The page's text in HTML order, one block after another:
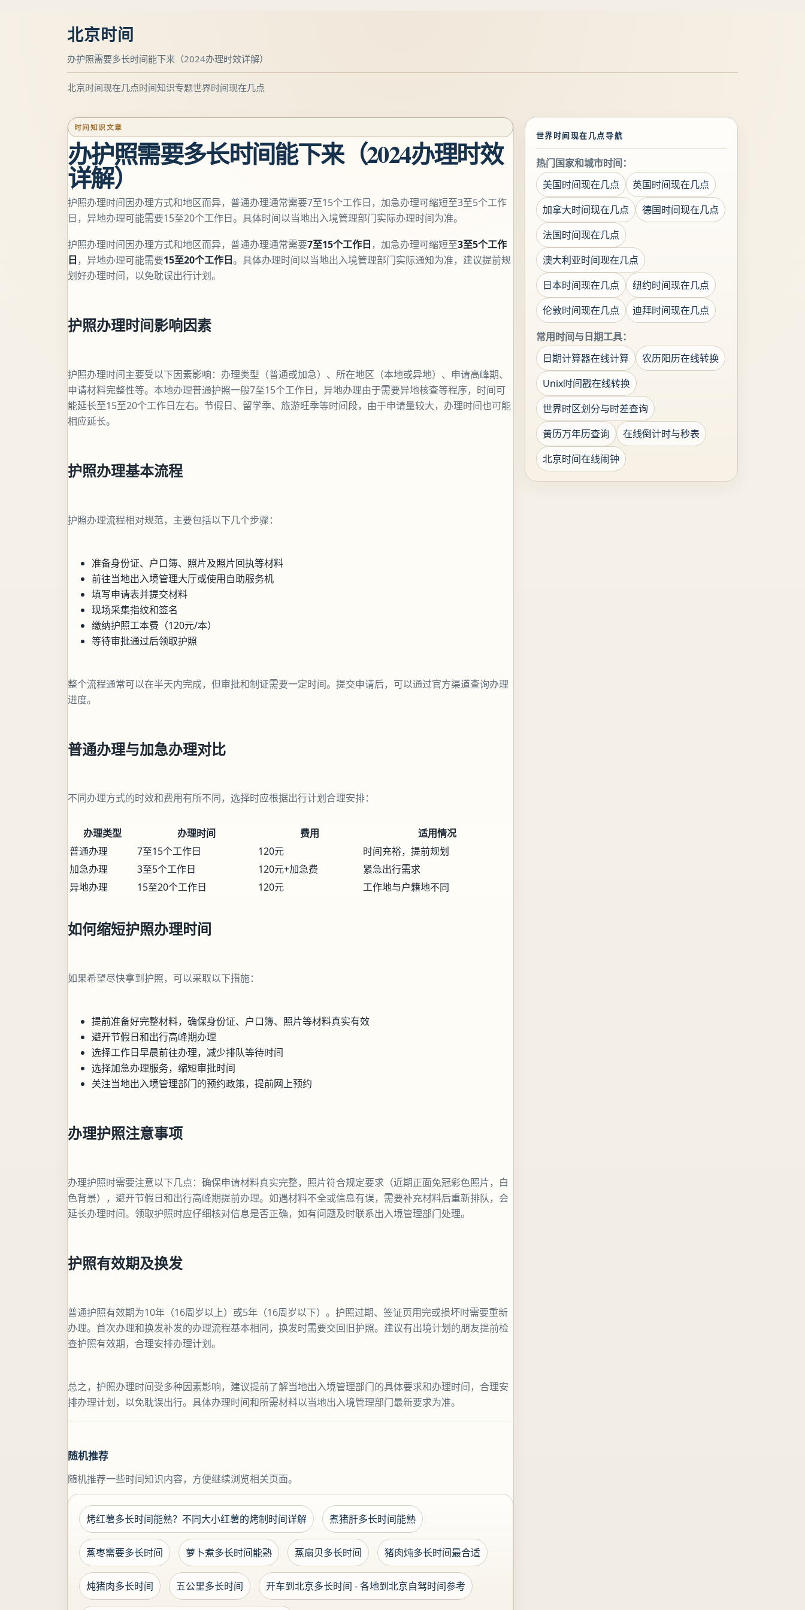
北京时间
办护照需要多长时间能下来（2024办理时效详解）
北京时间现在几点时间知识专题世界时间现在几点
时间知识文章
办护照需要多长时间能下来（2024办理时效
详解）
护照办理时间因办理方式和地区而异，普通办理通常需要7至15个工作日，加急办理可缩短至3至5个工作
日，异地办理可能需要15至20个工作日。具体时间以当地出入境管理部门实际办理时间为准。
护照办理时间因办理方式和地区而异，普通办理通常需要7至15个工作日 ，加急办理可缩短至3至5个工作
日 ，异地办理可能需要15至20个工作日。具体办理时间以当地出入境管理部门实际通知为准，建议提前规
划好办理时间，以免耽误出行计划。
护照办理时间影响因素
护照办理时间主要受以下因素影响：办理类型（普通或加急）、所在地区（本地或异地）、申请高峰期、
申请材料完整性等。本地办理普通护照一般7至15个工作日，异地办理由于需要异地核查等程序，时间可
能延长至15至20个工作日左右。节假日、留学季、旅游旺季等时间段，由于申请量较大，办理时间也可能
相应延长。
护照办理基本流程
护照办理流程相对规范，主要包括以下几个步骤：
准备身份证、户口簿、照片及照片回执等材料
前往当地出入境管理大厅或使用自助服务机
填写申请表并提交材料
现场采集指纹和签名
缴纳护照工本费（120元/本）
等待审批通过后领取护照
整个流程通常可以在半天内完成，但审批和制证需要一定时间。提交申请后，可以通过官方渠道查询办理
进度。
普通办理与加急办理对比
不同办理方式的时效和费用有所不同，选择时应根据出行计划合理安排：
办理类型 办理时间 费用
适用情况
普通办理
7至15个工作日 120元
时间充裕，提前规划
加急办理
3至5个工作日 120元+加急费
紧急出行需求
异地办理
15至20个工作日 120元 工作地与户籍地不同
如何缩短护照办理时间
如果希望尽快拿到护照，可以采取以下措施：
提前准备好完整材料，确保身份证、户口簿、照片等材料真实有效
避开节假日和出行高峰期办理
选择工作日早晨前往办理，减少排队等待时间
选择加急办理服务，缩短审批时间
关注当地出入境管理部门的预约政策，提前网上预约
办理护照注意事项
办理护照时需要注意以下几点：确保申请材料真实完整，照片符合规定要求（近期正面免冠彩色照片，白
色背景），避开节假日和出行高峰期提前办理。如遇材料不全或信息有误，需要补充材料后重新排队，会
延长办理时间。领取护照时应仔细核对信息是否正确，如有问题及时联系出入境管理部门处理。
护照有效期及换发
普通护照有效期为10年（16周岁以上）或5年（16周岁以下）。护照过期、签证页用完或损坏时需要重新
办理。首次办理和换发补发的办理流程基本相同，换发时需要交回旧护照。建议有出境计划的朋友提前检
查护照有效期，合理安排办理计划。
总之，护照办理时间受多种因素影响，建议提前了解当地出入境管理部门的具体要求和办理时间，合理安
排办理计划，以免耽误出行。具体办理时间和所需材料以当地出入境管理部门最新要求为准。
随机推荐
随机推荐一些时间知识内容，方便继续浏览相关页面。
烤红薯多长时间能熟？不同大小红薯的烤制时间详解 煮猪肝多长时间能熟
蒸枣需要多长时间 萝卜煮多长时间能熟 蒸扇贝多长时间 猪肉炖多长时间最合适
炖猪肉多长时间 五公里多长时间 开车到北京多长时间 - 各地到北京自驾时间参考
世界时间现在几点导航
热门国家和城市时间：
美国时间现在几点
英国时间现在几点
加拿大时间现在几点
德国时间现在几点
法国时间现在几点
澳大利亚时间现在几点
日本时间现在几点
纽约时间现在几点
伦敦时间现在几点
迪拜时间现在几点
常用时间与日期工具：
日期计算器在线计算
农历阳历在线转换
Unix时间戳在线转换
世界时区划分与时差查询
黄历万年历查询
在线倒计时与秒表
北京时间在线闹钟